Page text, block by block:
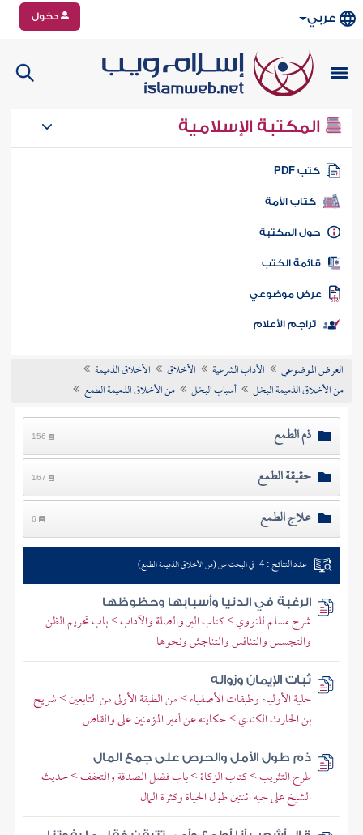
عربي دخول
المكتبة الإسلامية
كتب PDF
كتاب الأمة
المكتبة
الكتب
موضوعي
تراجم الأعلام
العرض الموضوعي الآداب الشرعية الأخلاق
الأخلاق الذميمة
من الأخلاق الذميمة البخل
أسباب البخل من الأخلاق الذميمة الطمع
ذم الطمع 156
حقيقة الطمع 167
علاج الطمع 6
عدد النتائج : 4 في البحث عن (من الأخلاق الذميمة الطمع)
الرغبة في الدنيا وأسبابها وحظوظها
شرح مسلم للنووي > كتاب البر والصلة والآداب > باب تحريم الظن
والتجسس والتنافس والتناجش ونحوها
ثبات الإيمان وزواله
حلية الأولياء وطبقات الأصفياء > من الطبقة الأولى من التابعين > شريح
بن الحارث الكندي > حكايته عن أمير المؤمنين على والقاص
ذم طول الأمل والحرص على جمع المال
طرح التثريب > كتاب الزكاة > باب فضل الصدقة والتعفف > حديث
الشيخ على حبه اثنتين طول الحياة وكثرة المال